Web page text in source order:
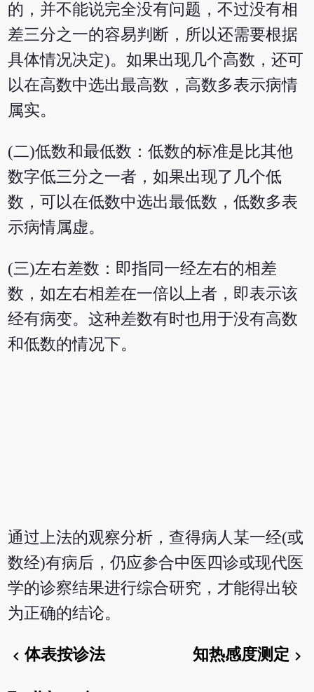
的，并不能说完全没有问题，不过没有相
差三分之一的容易判断，所以还需要根据
具体情况决定)。如果出现几个高数，还可
以在高数中选出最高数，高数多表示病情
属实。
(二)低数和最低数：低数的标准是比其他
数字低三分之一者，如果出现了几个低
数，可以在低数中选出最低数，低数多表
示病情属虚。
(三)左右差数：即指同一经左右的相差
数，如左右相差在一倍以上者，即表示该
经有病变。这种差数有时也用于没有高数
和低数的情况下。
通过上法的观察分析，查得病人某一经(或
数经)有病后，仍应参合中医四诊或现代医
学的诊察结果进行综合研究，才能得出较
为正确的结论。
chevron_left体表按诊法 知热感度测定chevron_right